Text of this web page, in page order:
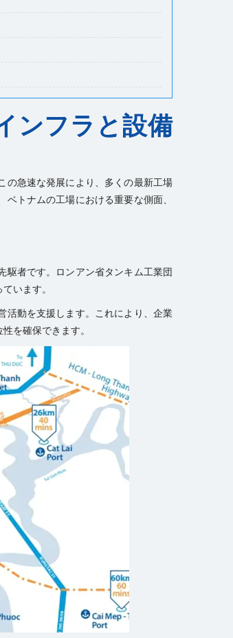
ンフラと設備
の急速な発展により、多くの最新工場
トナムの工場における重要な側面、
駆者です。ロンアン省タンキム工業団
います。
活動を支援します。これにより、企業
を確保できます。